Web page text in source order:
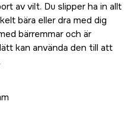
av vilt. Du slipper ha in allt
bära eller dra med dig
bärremmar och är
kan använda den till att